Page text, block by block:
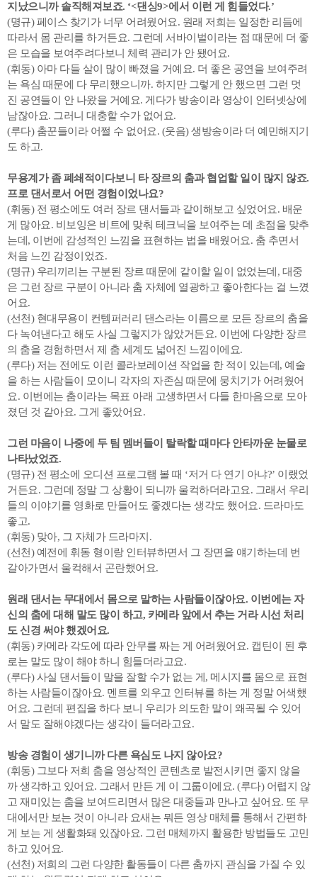
지났으니까 솔직해져보죠. ‘<댄싱9>에서 이런 게 힘들었다.’
(명규) 페이스 찾기가 너무 어려웠어요. 원래 저희는 일정한 리듬에
따라서 몸 관리를 하거든요. 그런데 서바이벌이라는 점 때문에 더 좋
은 모습을 보여주려다보니 체력 관리가 안 됐어요.
(휘동) 아마 다들 살이 많이 빠졌을 거예요. 더 좋은 공연을 보여주려
는 욕심 때문에 다 무리했으니까. 하지만 그렇게 안 했으면 그런 멋
진 공연들이 안 나왔을 거예요. 게다가 방송이라 영상이 인터넷상에
남잖아요. 그러니 대충할 수가 없어요.
(루다) 춤꾼들이라 어쩔 수 없어요. (웃음) 생방송이라 더 예민해지기
도 하고.
무용계가 좀 폐쇄적이다보니 타 장르의 춤과 협업할 일이 많지 않죠.
프로 댄서로서 어떤 경험이었나요?
(휘동) 전 평소에도 여러 장르 댄서들과 같이해보고 싶었어요. 배운
게 많아요. 비보잉은 비트에 맞춰 테크닉을 보여주는 데 초점을 맞추
는데, 이번에 감성적인 느낌을 표현하는 법을 배웠어요. 춤 추면서
처음 느낀 감정이었죠.
(명규) 우리끼리는 구분된 장르 때문에 같이할 일이 없었는데, 대중
은 그런 장르 구분이 아니라 춤 자체에 열광하고 좋아한다는 걸 느꼈
어요.
(선천) 현대무용이 컨템퍼러리 댄스라는 이름으로 모든 장르의 춤을
다 녹여낸다고 해도 사실 그렇지가 않았거든요. 이번에 다양한 장르
의 춤을 경험하면서 제 춤 세계도 넓어진 느낌이에요.
(루다) 저는 전에도 이런 콜라보레이션 작업을 한 적이 있는데, 예술
을 하는 사람들이 모이니 각자의 자존심 때문에 뭉치기가 어려웠어
요. 이번에는 춤이라는 목표 아래 고생하면서 다들 한마음으로 모아
졌던 것 같아요. 그게 좋았어요.
그런 마음이 나중에 두 팀 멤버들이 탈락할 때마다 안타까운 눈물로
나타났었죠.
(명규) 전 평소에 오디션 프로그램 볼 때 ‘저거 다 연기 아냐?’ 이랬었
거든요. 그런데 정말 그 상황이 되니까 울컥하더라고요. 그래서 우리
들의 이야기를 영화로 만들어도 좋겠다는 생각도 했어요. 드라마도
좋고.
(휘동) 맞아, 그 자체가 드라마지.
(선천) 예전에 휘동 형이랑 인터뷰하면서 그 장면을 얘기하는데 번
갈아가면서 울컥해서 곤란했어요.
원래 댄서는 무대에서 몸으로 말하는 사람들이잖아요. 이번에는 자
신의 춤에 대해 말도 많이 하고, 카메라 앞에서 추는 거라 시선 처리
도 신경 써야 했겠어요.
(휘동) 카메라 각도에 따라 안무를 짜는 게 어려웠어요. 캡틴이 된 후
로는 말도 많이 해야 하니 힘들더라고요.
(루다) 사실 댄서들이 말을 잘할 수가 없는 게, 메시지를 몸으로 표현
하는 사람들이잖아요. 멘트를 외우고 인터뷰를 하는 게 정말 어색했
어요. 그런데 편집을 하다 보니 우리가 의도한 말이 왜곡될 수 있어
서 말도 잘해야겠다는 생각이 들더라고요.
방송 경험이 생기니까 다른 욕심도 나지 않아요?
(휘동) 그보다 저희 춤을 영상적인 콘텐츠로 발전시키면 좋지 않을
까 생각하고 있어요. 그래서 만든 게 이 그룹이에요. (루다) 어렵지 않
고 재미있는 춤을 보여드리면서 많은 대중들과 만나고 싶어요. 또 무
대에서만 보는 것이 아니라 요새는 뭐든 영상 매체를 통해서 간편하
게 보는 게 생활화돼 있잖아요. 그런 매체까지 활용한 방법들도 고민
하고 있어요.
(선천) 저희의 그런 다양한 활동들이 다른 춤까지 관심을 가질 수 있